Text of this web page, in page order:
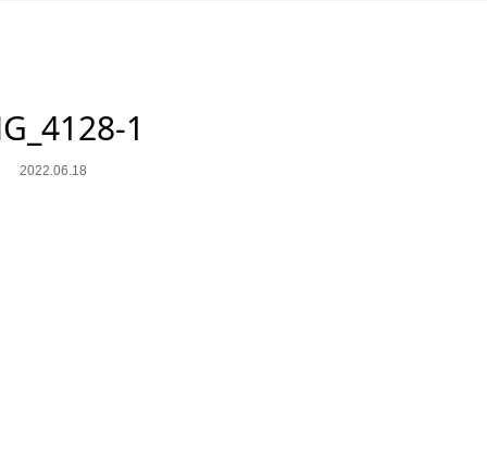
1
2022.06.18